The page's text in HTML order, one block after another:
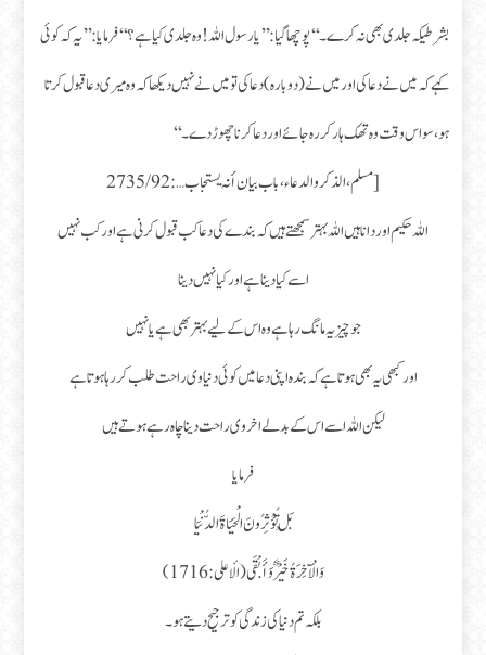
بشرطیکہ جلدی بھی نہ کرے۔‘‘ پوچھا گیا : ’’یا رسول اللہ ! وہ جلدی کیا ہے؟‘‘ فرمایا : ’’یہ کہ کوئی
کہے کہ میں نے دعا کی اور میں نے (دوبارہ) دعا کی تو میں نے نہیں دیکھا کہ وہ میری دعا قبول کرتا
ہو، سو اس وقت وہ تھک ہار کر رہ جائے اور دعا کرنا چھوڑ دے۔‘‘
[مسلم، الذکر والدعاء، باب بیان أنہ یستجاب … :2735/92
اللہ حکیم اور دانا ہیں اللہ بہتر سمجھتے ہیں کہ بندے کی دعا کب قبول کرنی ہے اور کب نہیں
اسے کیا دینا ہے اور کیا نہیں دینا
جو چیز یہ مانگ رہا ہے وہ اس کے لیے بہتر بھی ہے یا نہیں
اور کبھی یہ بھی ہوتا ہے کہ بندہ اپنی دعا میں کوئی دنیاوی راحت طلب کر رہا ہوتا ہے
لیکن اللہ اسے اس کے بدلے اخروی راحت دینا چاہ رہے ہوتے ہیں
فرمایا
بَلْ تُؤْثِرُونَ الْحَيَاةَ الدُّنْيَا
وَالْآخِرَةُ خَيْرٌ وَأَبْقَى (الأعلى : 16 17)
بلکہ تم دنیا کی زندگی کو ترجیح دیتے ہو ۔